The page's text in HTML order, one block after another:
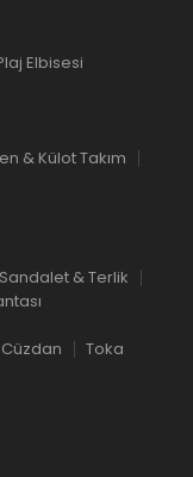
Elbisesi
& Külot Takım
Sandalet & Terlik
Cüzdan Toka